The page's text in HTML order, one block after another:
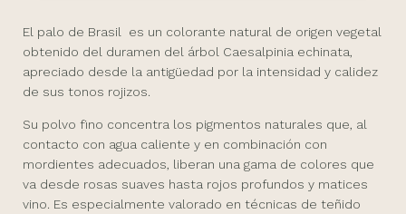
El palo de Brasil es un colorante natural de origen vegetal
obtenido del duramen del árbol Caesalpinia echinata
apreciado desde la antigüedad por la intensidad y calidez
de sus tonos rojizos.
Su polvo fino concentra los pigmentos naturales que, al
contacto con agua caliente y en combinación con
mordientes adecuados, liberan una gama de colores que
va desde rosas suaves hasta rojos profundos y matices
vino. Es especialmente valorado en técnicas de teñido